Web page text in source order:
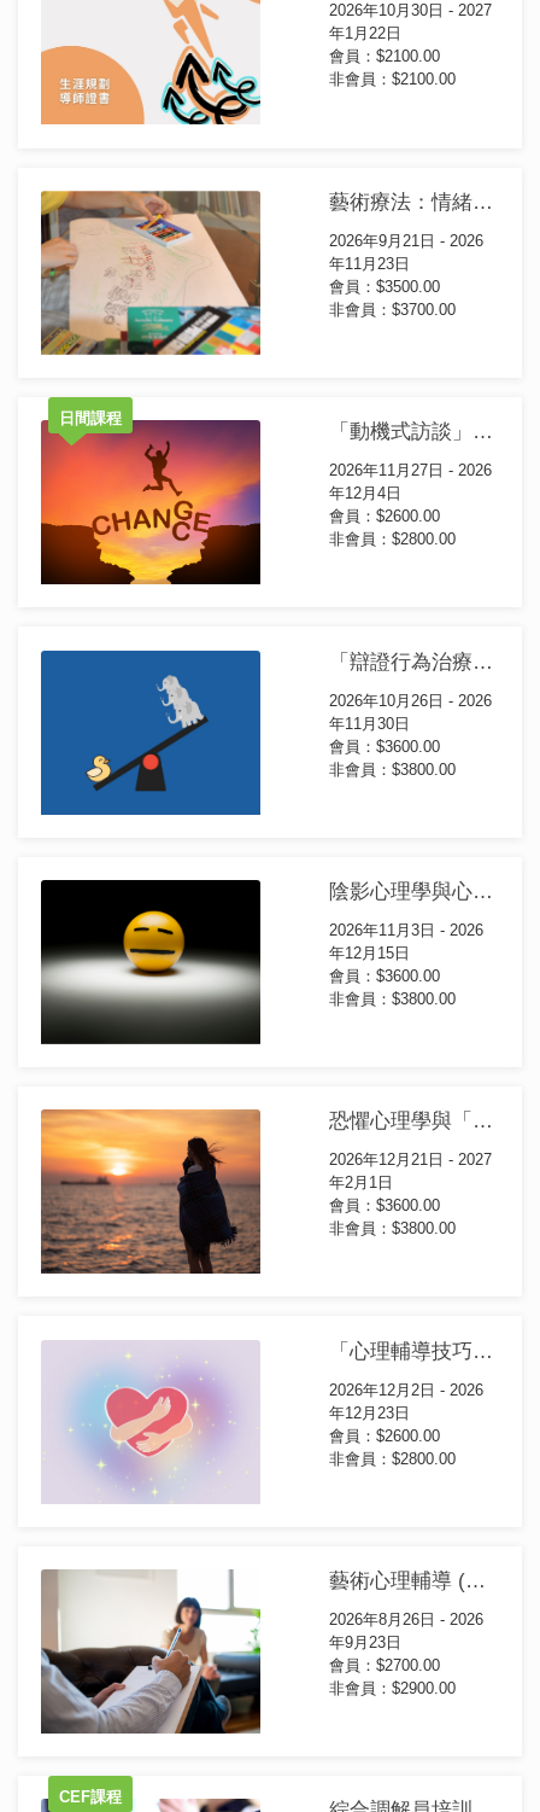
2026年10月30日 - 2027
年1月22日
會員：$2100.00
非會員：$2100.00
藝術療法：情緒導向證書課程(第26屆)
2026年9月21日 - 2026
年11月23日
會員：$3500.00
非會員：$3700.00
日間課程
「動機式訪談」輔導技巧應用證書課程(第5屆)(日間課程)
2026年11月27日 - 2026
年12月4日
會員：$2600.00
非會員：$2800.00
「辯證行為治療」證書課程 (第7屆)
2026年10月26日 - 2026
年11月30日
會員：$3600.00
非會員：$3800.00
陰影心理學與心理治療證書課程(第28屆)
2026年11月3日 - 2026
年12月15日
會員：$3600.00
非會員：$3800.00
恐懼心理學與「內在小孩」心靈療癒證書課程(第16屆)
2026年12月21日 - 2027
年2月1日
會員：$3600.00
非會員：$3800.00
「心理輔導技巧」應用證書課程(第4屆)
2026年12月2日 - 2026
年12月23日
會員：$2600.00
非會員：$2800.00
藝術心理輔導 (進階) 證書課程 (第1屆)
2026年8月26日 - 2026
年9月23日
會員：$2700.00
非會員：$2900.00
CEF課程